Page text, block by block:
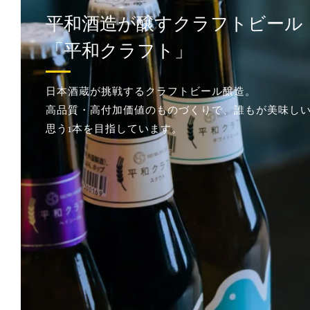
日本酒蔵だからこそできる
工夫があります
時には清酒製造のノウハウを融合し、今までになか
ユニークな味わいのビールを生み出しています。